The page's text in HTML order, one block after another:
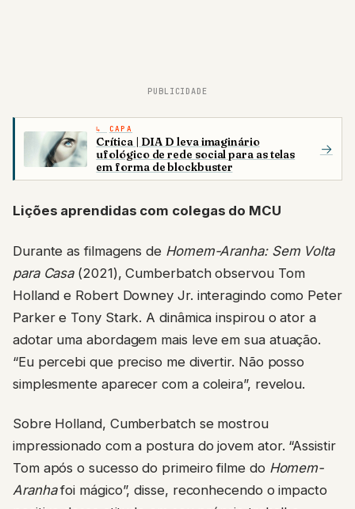
PUBLICIDADE
CAPA
Crítica | DIA D leva imaginário
ufológico de rede social para as telas
em forma de blockbuster
→
Lições aprendidas com colegas do MCU
Durante as filmagens de Homem-Aranha: Sem Volta
para Casa(2021), Cumberbatch observou Tom
Holland e Robert Downey Jr. interagindo como Peter
Parker e Tony Stark. A dinâmica inspirou o ator a
adotar uma abordagem mais leve em sua atuação.
“Eu percebi que preciso me divertir. Não posso
simplesmente aparecer com a coleira”, revelou.
Sobre Holland, Cumberbatch se mostrou
impressionado com a postura do jovem ator. “Assistir
Tom após o sucesso do primeiro filme do Homem-
Aranhafoi mágico”, disse, reconhecendo o impacto